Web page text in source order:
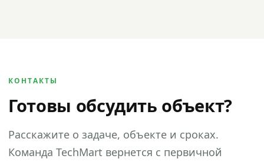
КОНТАКТЫ
Готовы обсудить объект?
Расскажите о задаче, объекте и сроках.
Команда TechMart вернется с первичной